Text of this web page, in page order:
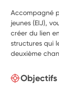
Accompagné
jeunes (EIJ),
créer du lien
structures qui
deuxième
Objectifs